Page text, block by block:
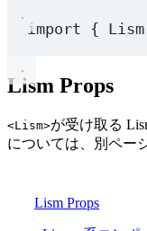
import {
Lism Props
<Lism>が受け取る
については、別ペー
Lism Props